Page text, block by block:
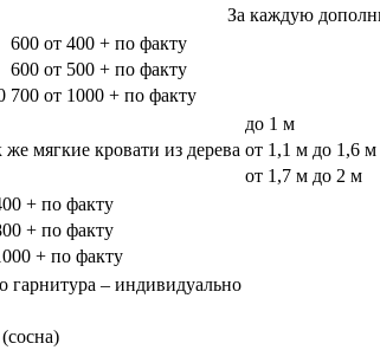
За каждую
600 от 400 + по факту
600 от 500 + по факту
700 от 1000 + по факту
же мягкие кровати из дерева
до 1 м
от 1,1 м до 1,6 м
от 1,7 м до 2 м
+ по факту
+ по факту
+ по факту
гарнитура – индивидуально